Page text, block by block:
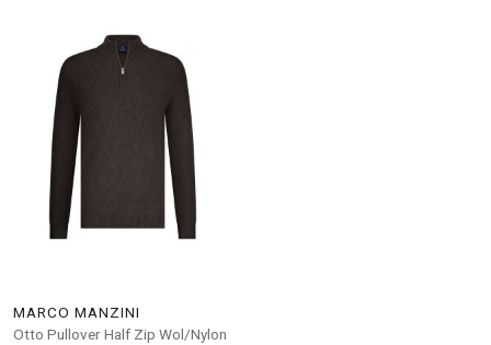
MARCO MANZINI
Otto Pullover Half Zip Wol/Nylon